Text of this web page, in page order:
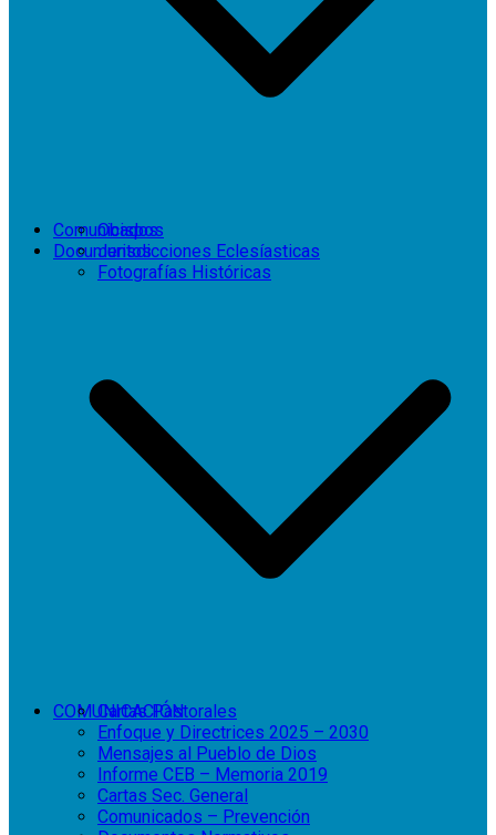
Obispos
Jurisdicciones Eclesíasticas
Fotografías Históricas
Comunicados
Documentos
Cartas Pastorales
Enfoque y Directrices 2025 – 2030
Mensajes al Pueblo de Dios
Informe CEB – Memoria 2019
Cartas Sec. General
Comunicados – Prevención
COMUNICACIÓN